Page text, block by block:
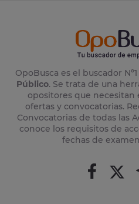
OpoBusca es el buscador
Público. Se trata de una
opositores que necesitan
ofertas y convocatorias.
Convocatorias de todas las
conoce los requisitos de
fechas de